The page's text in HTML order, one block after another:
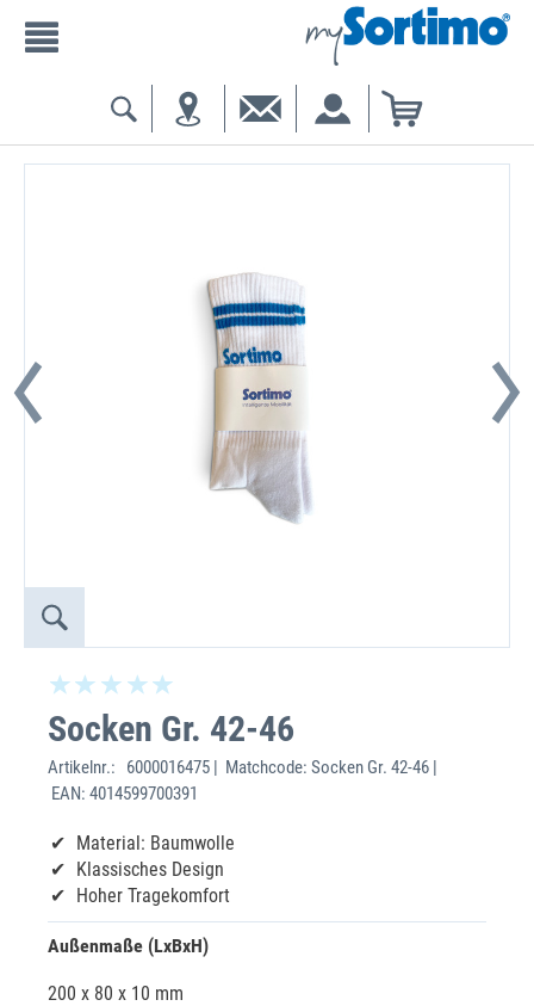
Socken Gr. 42-46
Artikelnr.:
6000016475 | Matchcode: Socken Gr. 42-46 |
EAN: 4014599700391
Material: Baumwolle
Klassisches Design
Hoher Tragekomfort
Außenmaße (LxBxH)
200 x 80 x 10 mm